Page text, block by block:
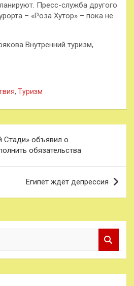
Пресс-служба другого
– «Роза Хутор» – пока не
Внутренний туризм,
, Туризм
Стади» объявил о
обязательства
Египет ждёт депрессия